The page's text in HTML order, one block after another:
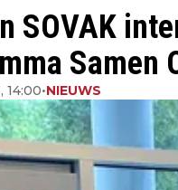
SOVAK
Samen
14:00•NIEUWS